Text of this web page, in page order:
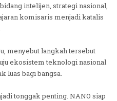
intelijen, strategi nasional,
komisaris menjadi katalis
menyebut langkah tersebut
ekosistem teknologi nasional
luas bagi bangsa.
tonggak penting. NANO siap